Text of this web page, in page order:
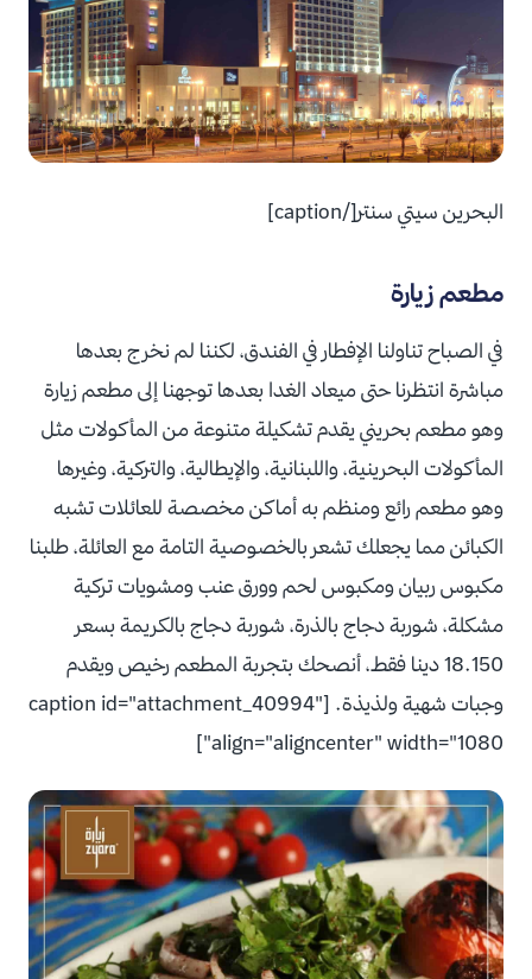
البحرين سيتي سنتر[/caption]
مطعم زيارة
في الصباح تناولنا الإفطار في الفندق، لكننا لم نخرج بعدها
مباشرة انتظرنا حتى ميعاد الغدا بعدها توجهنا إلى مطعم زيارة
وهو مطعم بحريني يقدم تشكيلة متنوعة من المأكولات مثل
المأكولات البحرينية، واللبنانية، والإيطالية، والتركية، وغيرها
وهو مطعم رائع ومنظم به أماكن مخصصة للعائلات تشبه
الكبائن مما يجعلك تشعر بالخصوصية التامة مع العائلة، طلبنا
مكبوس ربيان ومكبوس لحم وورق عنب ومشويات تركية
مشكلة، شوربة دجاج بالذرة، شوربة دجاج بالكريمة بسعر
18.150 دينا فقط، أنصحك بتجربة المطعم رخيص ويقدم
وجبات شهية ولذيذة. [caption id="attachment_40994"
align="aligncenter" width="1080"]